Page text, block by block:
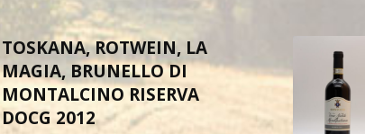
TOSKANA, ROTWEIN, LA
MAGIA, BRUNELLO DI
MONTALCINO RISERVA
DOCG 2012